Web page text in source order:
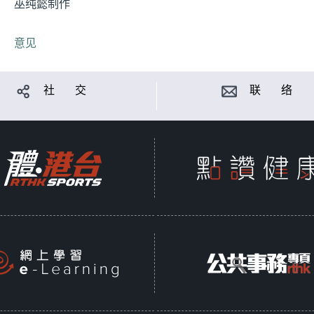
巫纯懿制作
意见
社 交 联 络